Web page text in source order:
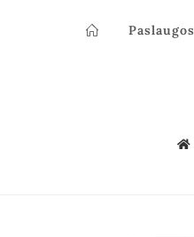
Paslaugos